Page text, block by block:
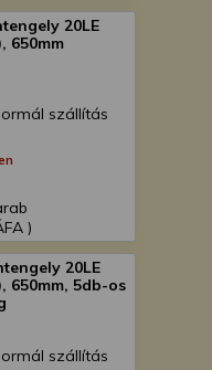
20LE
650mm
szállítás
)
20LE
650mm, 5db-os
szállítás